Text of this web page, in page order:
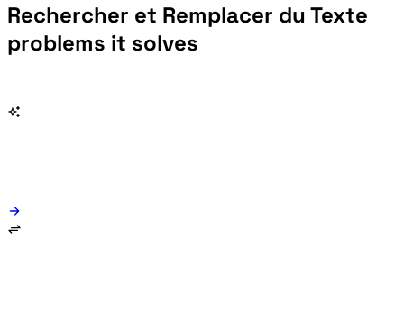
Rechercher et Remplacer du Texte
problems it solves